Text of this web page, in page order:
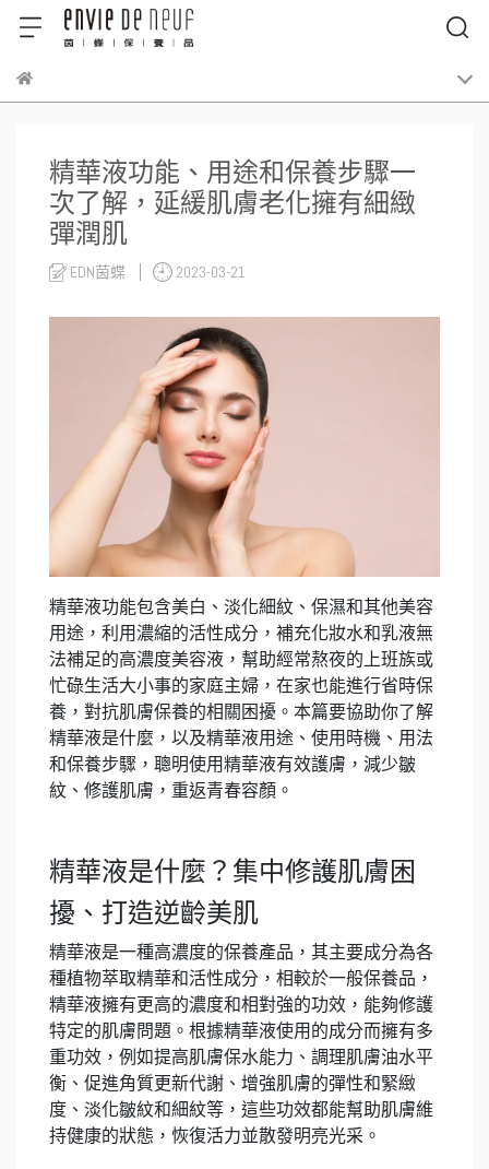
精華液功能、用途和保養步驟一
次了解，延緩肌膚老化擁有細緻
彈潤肌
EDN茵蝶 2023-03-21
精華液功能包含美白、淡化細紋、保濕和其他美容
用途，利用濃縮的活性成分，補充化妝水和乳液無
法補足的高濃度美容液，幫助經常熬夜的上班族或
忙碌生活大小事的家庭主婦，在家也能進行省時保
養，對抗肌膚保養的相關困擾。本篇要協助你了解
精華液是什麼，以及精華液用途、使用時機、用法
和保養步驟，聰明使用精華液有效護膚，減少皺
紋、修護肌膚，重返青春容顏。
精華液是什麼？集中修護肌膚困
擾、打造逆齡美肌
精華液是一種高濃度的保養產品，其主要成分為各
種植物萃取精華和活性成分，相較於一般保養品，
精華液擁有更高的濃度和相對強的功效，能夠修護
特定的肌膚問題。根據精華液使用的成分而擁有多
重功效，例如提高肌膚保水能力、調理肌膚油水平
衡、促進角質更新代謝、增強肌膚的彈性和緊緻
度、淡化皺紋和細紋等，這些功效都能幫助肌膚維
持健康的狀態，恢復活力並散發明亮光采。